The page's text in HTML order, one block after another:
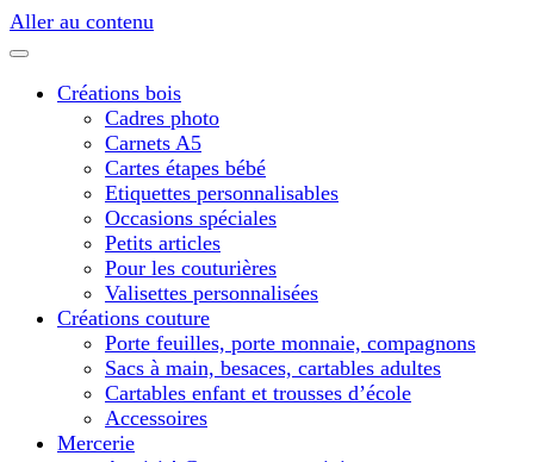
Aller au contenu
Créations bois
Cadres photo
Carnets A5
Cartes étapes bébé
Etiquettes personnalisables
Occasions spéciales
Petits articles
Pour les couturières
Valisettes personnalisées
Créations couture
Porte feuilles, porte monnaie, compagnons
Sacs à main, besaces, cartables adultes
Cartables enfant et trousses d’école
Accessoires
Mercerie